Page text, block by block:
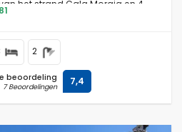
het strand Cala Moraig en 4
2
beoordeling
7 Beoordelingen 7,4